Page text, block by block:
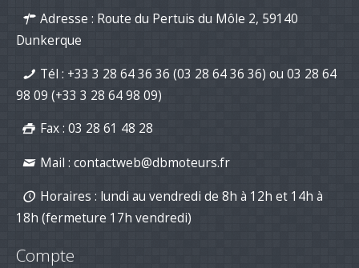
Nouvelle série "Stealth Line" chez
maintenant avec DB Moteurs !
DB Moteurs vous souhaite une
excellente année 2026, pleine de
projets motorisés !
Adresse : Route du Pertuis du Môle 2, 59140
Dunkerque
Tél : +33 3 28 64 36 36 (03 28 64 36 36) ou 03 28 64
98 09 (+33 3 28 64 98 09)
Fax : 03 28 61 48 28
Mail : contactweb@dbmoteurs.fr
Horaires : lundi au vendredi de 8h à 12h et 14h à
18h (fermeture 17h vendredi)
Compte